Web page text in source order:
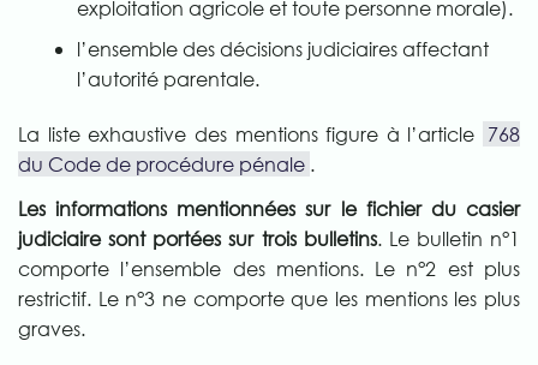
exploitation agricole et toute personne morale).
l’ensemble des décisions judiciaires affectant
l’autorité parentale.
La liste exhaustive des mentions figure à l’article 768
du Code de procédure pénale .
Les informations mentionnées sur le fichier du casier
judiciaire sont portées sur trois bulletins. Le bulletin n°1
comporte l’ensemble des mentions. Le n°2 est plus
restrictif. Le n°3 ne comporte que les mentions les plus
graves.